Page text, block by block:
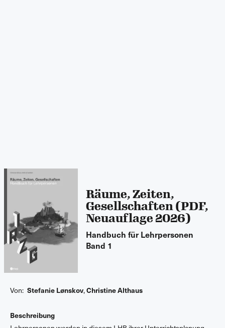
Räume, Zeiten,
Gesellschaften (PDF,
Neuauflage 2026)
Handbuch für Lehrpersonen
Band 1
Von: Stefanie Lønskov,Christine Althaus
Beschreibung